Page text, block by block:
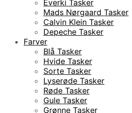
Everki Tasker
Mads Nørgaard Tasker
Calvin Klein Tasker
Depeche Tasker
Farver
Blå Tasker
Hvide Tasker
Sorte Tasker
Lyserøde Tasker
Røde Tasker
Gule Tasker
Grønne Tasker